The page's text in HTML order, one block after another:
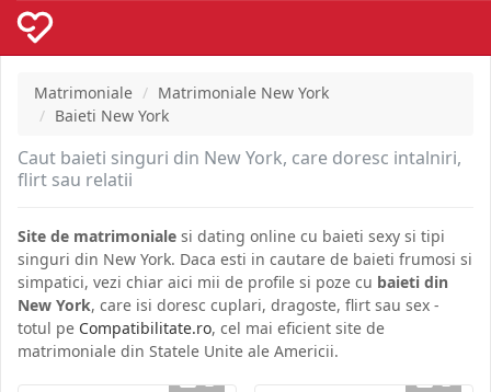
Matrimoniale
Matrimoniale New York
Baieti New York
Caut baieti singuri din New York, care doresc intalniri,
flirt sau relatii
Site de matrimoniale si dating online cu baieti sexy si tipi
singuri din New York. Daca esti in cautare de baieti frumosi si
simpatici, vezi chiar aici mii de profile si poze cu baieti din
New York, care isi doresc cuplari, dragoste, flirt sau sex -
totul pe Compatibilitate.ro, cel mai eficient site de
matrimoniale din Statele Unite ale Americii.
2
2